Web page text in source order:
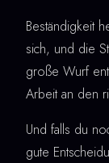
Beständigkeit
sich, und die
große Wurf
Arbeit an den
Und falls du
gute